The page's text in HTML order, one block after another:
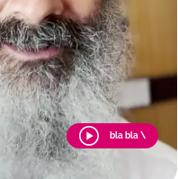
bla bla \